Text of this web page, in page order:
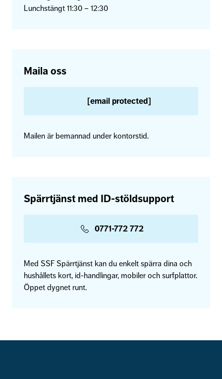
Lunchstängt 11:30 – 12:30
Maila oss
[email protected]
Mailen är bemannad under kontorstid.
Spärrtjänst med ID-stöldsupport
0771-772 772
Med SSF Spärrtjänst kan du enkelt spärra dina och
hushållets kort, id-handlingar, mobiler och surfplattor.
Öppet dygnet runt.